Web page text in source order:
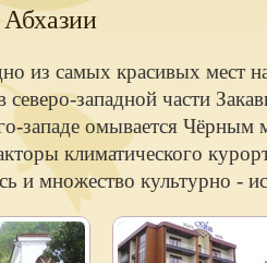
из самых красивых мест
северо-западной части
западе омывается Чёрным
климатического
и множество культурно -